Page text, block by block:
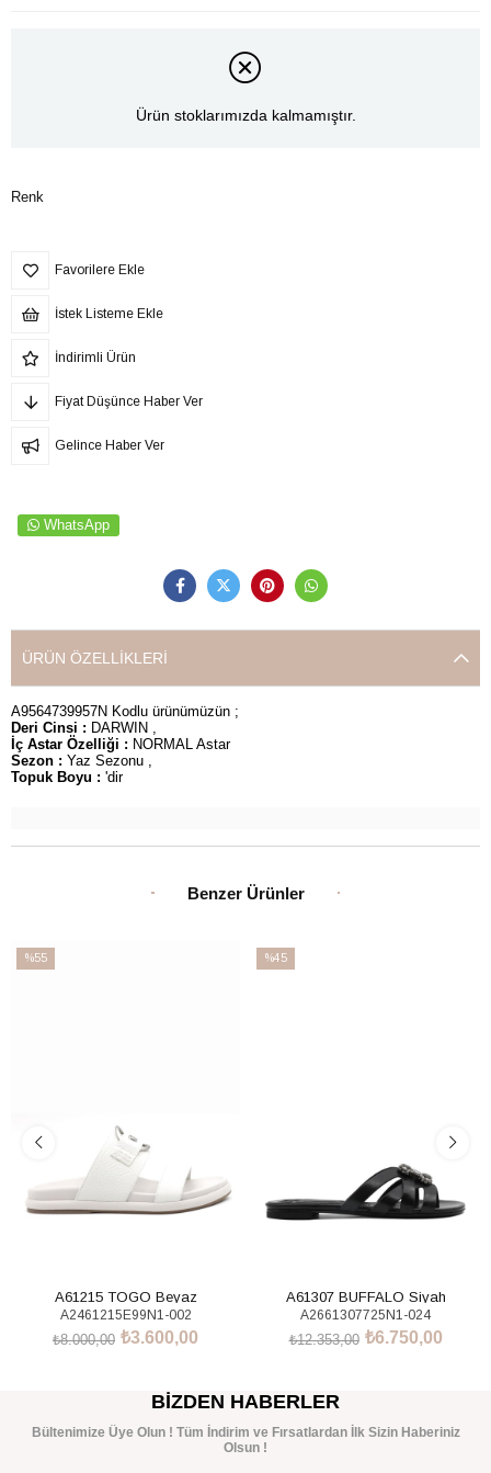
Ürün stoklarımızda kalmamıştır.
Renk
Favorilere Ekle
İstek Listeme Ekle
İndirimli Ürün
Fiyat Düşünce Haber Ver
Gelince Haber Ver
WhatsApp
ÜRÜN ÖZELLIKLERI
A9564739957N Kodlu ürünümüzün ;
Deri Cinsi : DARWIN ,
İç Astar Özelliği : NORMAL Astar
Sezon : Yaz Sezonu ,
Topuk Boyu : 'dir
Benzer Ürünler
%55
A61215 TOGO Beyaz
A2461215E99N1-002
₺3.600,00
₺8.000,00
%45
A61307 BUFFALO Siyah
A2661307725N1-024
₺6.750,00
₺12.353,00
BIZDEN HABERLER
Bültenimize Üye Olun ! Tüm İndirim ve Fırsatlardan İlk Sizin Haberiniz
Olsun !